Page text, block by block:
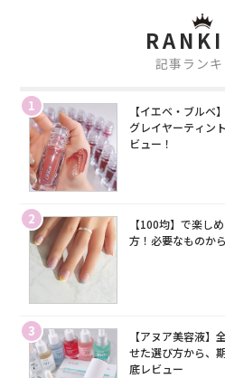
記事ラン
1
【イエベ・ブルベ
グレイヤーティン
ビュー！
2
【100均】で楽し
方！必要なものか
3
【アヌア美容液
せた選び方から、
底レビュー